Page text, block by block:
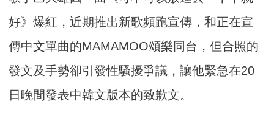
好》爆紅，近期推出新歌頻跑宣傳，和正在宣
傳中文單曲的MAMAMOO頌樂同台，但合照的
發文及手勢卻引發性騷擾爭議，讓他緊急在20
日晚間發表中韓文版本的致歉文。